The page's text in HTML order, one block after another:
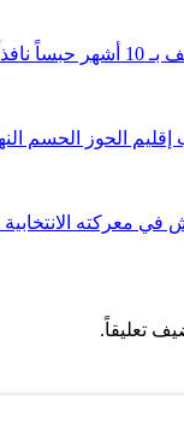
إقليم الحوز الحسم
معركته
تعليقاً.